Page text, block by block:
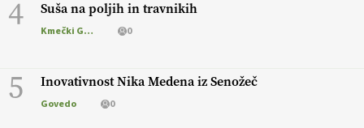
4 Suša na poljih in travnikih
Kmečki Glas 0
5 Inovativnost Nika Medena iz Senožeč
Govedo 0